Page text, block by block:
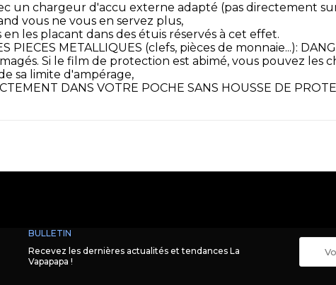
un chargeur d'accu externe adapté (pas directement
vous ne vous en servez plus,
les placant dans des étuis réservés à cet effet.
PIECES METALLIQUES (clefs, pièces de monnaie...):
Si le film de protection est abimé, vous pouvez les
sa limite d'ampérage,
DANS VOTRE POCHE SANS HOUSSE DE
BULLETIN
Recevez les dernières actualités et tendances La
Vapapapa !